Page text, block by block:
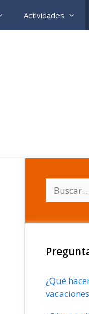
Actividades
¿Qué